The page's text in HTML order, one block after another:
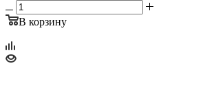
В корзину